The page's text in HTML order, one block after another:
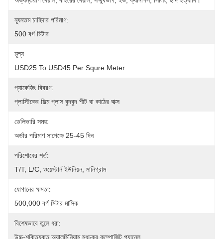
ন্যূনতম চাহিদার পরিমাণ:
500 বর্গ মিটার
মূল্য:
USD25 To USD45 Per Squre Meter
প্যাকেজিং বিবরণ:
প্লাস্টিকের ফিল্ম প্লাস বুদবুদ শীট বা কাঠের বাক্স
ডেলিভারি সময়:
অর্ডার পরিমাণ সাপেক্ষে 25-45 দিন
পরিশোধের শর্ত:
T/T, L/C, ওয়েস্টার্ন ইউনিয়ন, মানিগ্রাম
যোগানের ক্ষমতা:
500,000 বর্গ মিটার মাসিক
বিশেষভাবে তুলে ধরা:
উচ্চ-শক্তিযুক্ত অ্যালুমিনিয়াম মধুচক্র কম্পোজিট প্যানেল